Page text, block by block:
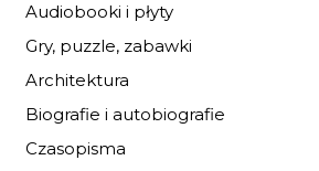
Audiobooki i płyty
Gry, puzzle, zabawki
Architektura
Biografie i autobiografie
Czasopisma